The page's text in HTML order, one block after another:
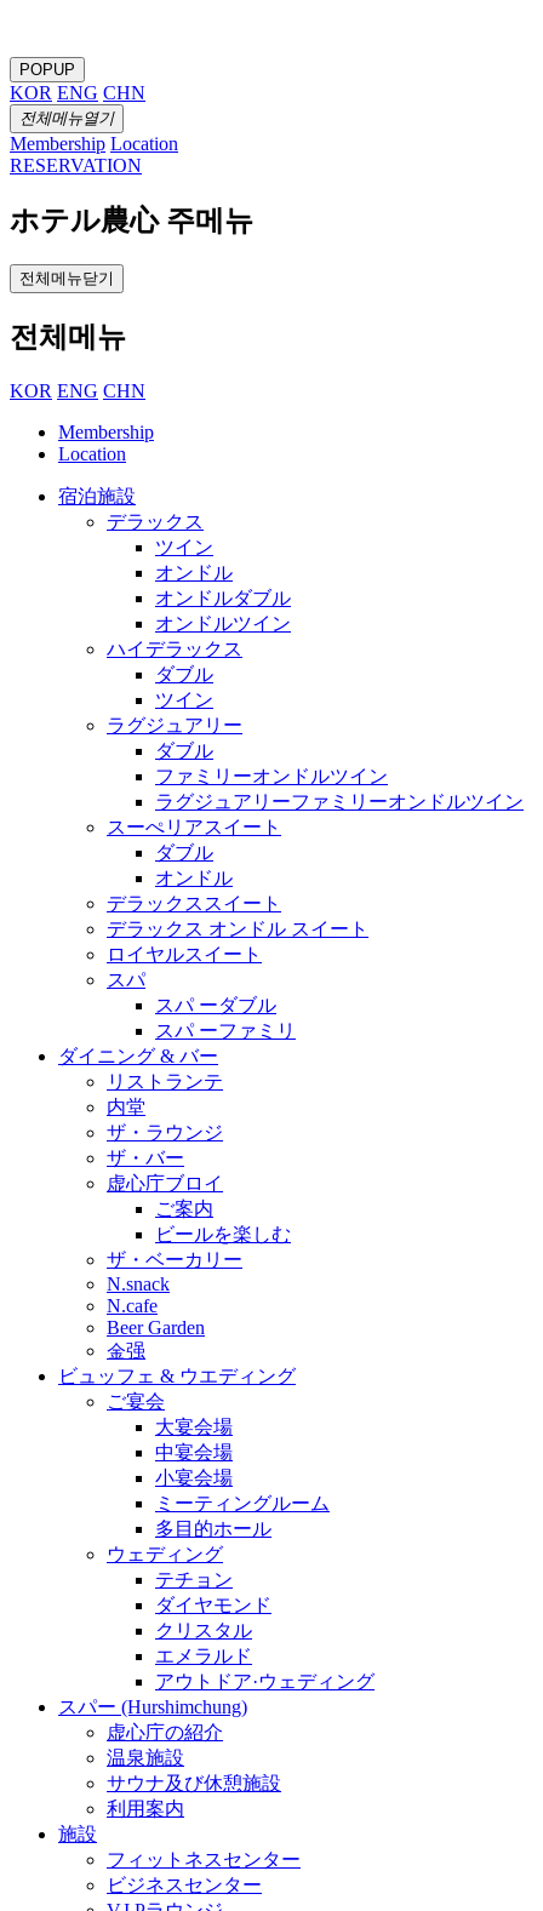
POPUP
KOR ENG CHN
전체메뉴열기
Membership Location
RESERVATION
ホテル農心 주메뉴
전체메뉴닫기
전체메뉴
KOR ENG CHN
Membership
Location
宿泊施設
デラックス
ツイン
オンドル
オンドルダブル
オンドルツイン
ハイデラックス
ダブル
ツイン
ラグジュアリー
ダブル
ファミリーオンドルツイン
ラグジュアリーファミリーオンドルツイン
スーぺリアスイート
ダブル
オンドル
デラックススイート
デラックス オンドル スイート
ロイヤルスイート
スパ
スパ ーダブル
スパ ーファミリ
ダイニング & バー
リストランテ
内堂
ザ・ラウンジ
ザ・バー
虚心庁ブロイ
ご案内
ビールを楽しむ
ザ・ベーカリー
N.snack
N.cafe
Beer Garden
金强
ビュッフェ & ウエディング
ご宴会
大宴会場
中宴会場
小宴会場
ミーティングルーム
多目的ホール
ウェディング
テチョン
ダイヤモンド
クリスタル
エメラルド
アウトドア·ウェディング
スパー (Hurshimchung)
虚心庁の紹介
温泉施設
サウナ及び休憩施設
利用案内
施設
フィットネスセンター
ビジネスセンター